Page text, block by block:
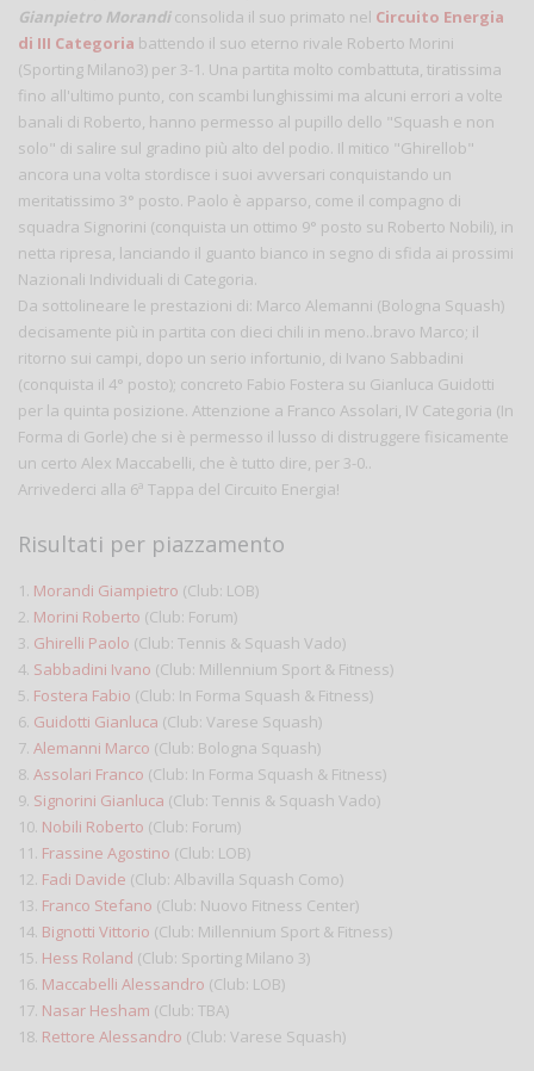
Gianpietro Morandiconsolida il suo primato nel Circuito Energia
di III Categoria battendo il suo eterno rivale Roberto Morini
(Sporting Milano3) per 3-1. Una partita molto combattuta, tiratissima
fino all'ultimo punto, con scambi lunghissimi ma alcuni errori a volte
banali di Roberto, hanno permesso al pupillo dello "Squash e non
solo" di salire sul gradino più alto del podio. Il mitico "Ghirellob"
ancora una volta stordisce i suoi avversari conquistando un
meritatissimo 3° posto. Paolo è apparso, come il compagno di
squadra Signorini (conquista un ottimo 9° posto su Roberto Nobili), in
netta ripresa, lanciando il guanto bianco in segno di sfida ai prossimi
Nazionali Individuali di Categoria.
Da sottolineare le prestazioni di: Marco Alemanni (Bologna Squash)
decisamente più in partita con dieci chili in meno..bravo Marco; il
ritorno sui campi, dopo un serio infortunio, di Ivano Sabbadini
(conquista il 4° posto); concreto Fabio Fostera su Gianluca Guidotti
per la quinta posizione. Attenzione a Franco Assolari, IV Categoria (In
Forma di Gorle) che si è permesso il lusso di distruggere fisicamente
un certo Alex Maccabelli, che è tutto dire, per 3-0..
Arrivederci alla 6ª Tappa del Circuito Energia!
Risultati per piazzamento
1. Morandi Giampietro (Club: LOB)
2. Morini Roberto (Club: Forum)
3. Ghirelli Paolo (Club: Tennis & Squash Vado)
4. Sabbadini Ivano (Club: Millennium Sport & Fitness)
5. Fostera Fabio (Club: In Forma Squash & Fitness)
6. Guidotti Gianluca (Club: Varese Squash)
7. Alemanni Marco (Club: Bologna Squash)
8. Assolari Franco (Club: In Forma Squash & Fitness)
9. Signorini Gianluca (Club: Tennis & Squash Vado)
10. Nobili Roberto (Club: Forum)
11. Frassine Agostino (Club: LOB)
12. Fadi Davide (Club: Albavilla Squash Como)
13. Franco Stefano (Club: Nuovo Fitness Center)
14. Bignotti Vittorio (Club: Millennium Sport & Fitness)
15. Hess Roland (Club: Sporting Milano 3)
16. Maccabelli Alessandro (Club: LOB)
17. Nasar Hesham (Club: TBA)
18. Rettore Alessandro (Club: Varese Squash)